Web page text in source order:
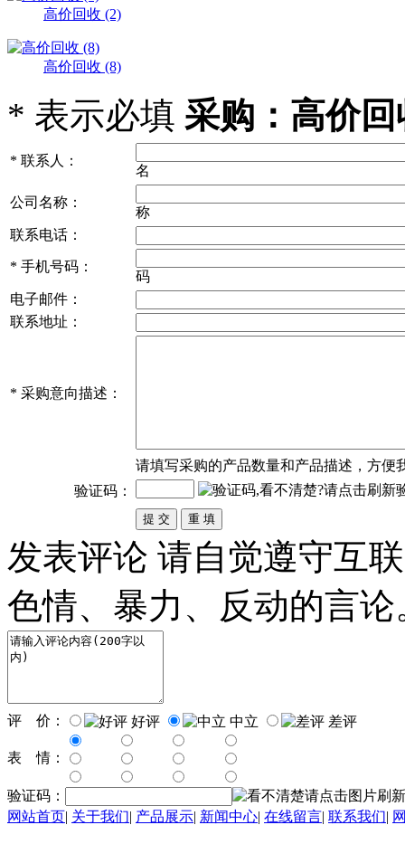
高价回收 (2)
高价回收 (8)
* 表示必填 采购：高价回
* 联系人：
名
公司名称：
称
联系电话：
* 手机号码：
码
电子邮件：
联系地址：
* 采购意向描述：
请填写采购的产品数量和产品描述，方便
验证码：
发表评论 请自觉遵守互
色情、暴力、反动的言论
评 价： 好评 中立 差评
表 情：
验证码：
网站首页| 关于我们| 产品展示| 新闻中心| 在线留言| 联系我们|